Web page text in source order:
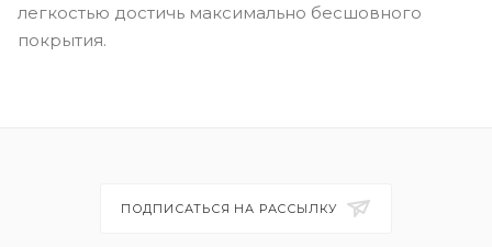
легкостью достичь максимально бесшовного
покрытия.
ПОДПИСАТЬСЯ НА РАССЫЛКУ